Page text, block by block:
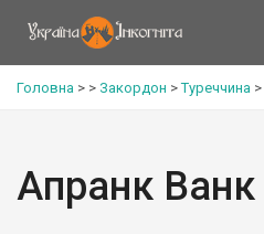
Головна > > Закордон >Туреччина >
Апранк Ванк